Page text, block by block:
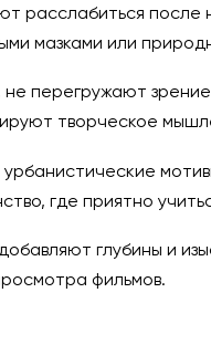
расслабиться
мазками или
перегружают
творческое
где приятно
глубины и
фильмов.